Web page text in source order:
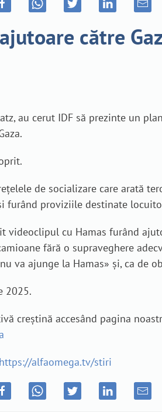
către
au cerut IDF să prezinte un
de socializare care arată
furând proviziile destinate
cu Hamas furând
fără o supraveghere
ajunge la Hamas» și, ca de
2025.
creștină accesând pagina
https://alfaomega.tv/stiri